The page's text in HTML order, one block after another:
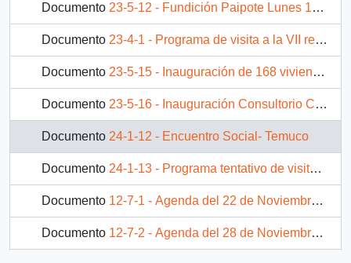
Documento 23-5-12 - Fundición Paipote Lunes 12 de abril 11:30 - 13:00 hrs.
Documento 23-4-1 - Programa de visita a la VII región en Marzo de 1993
Documento 23-5-15 - Inauguración de 168 viviendas progresivas Villa Arauco, Copiapo. Lunes 12 de abril -16:15 -17:00 hrs.
Documento 23-5-16 - Inauguración Consultorio Copiapó Alto. Martes 13 de abril - 17:15 - 17:45 hrs.
Documento 24-1-12 - Encuentro Social- Temuco
Documento 24-1-13 - Programa tentativo de visita del Presidente a la IX REGION
Documento 12-7-1 - Agenda del 22 de Noviembre de 1990
Documento 12-7-2 - Agenda del 28 de Noviembre de 1990.